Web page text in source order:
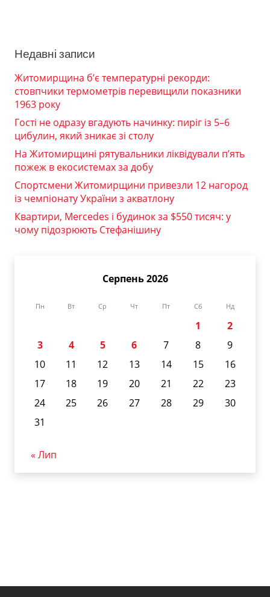
Недавні записи
Житомирщина б’є температурні рекорди:
стовпчики термометрів перевищили показники
1963 року
Гості не одразу вгадують начинку: пиріг із 5–6
цибулин, який зникає зі столу
На Житомирщині рятувальники ліквідували п’ять
пожеж в екосистемах за добу
Спортсмени Житомирщини привезли 12 нагород
із чемпіонату України з акватлону
Квартири, Mercedes і будинок за $550 тисяч: у
чому підозрюють Стефанішину
Серпень 2026
Пн Вт Ср Чт Пт Сб Нд
1
2
3
4 5 6 7 8
9
10
11 12 13 14 15
16
17
18 19 20 21 22
23
24
25 26 27 28 29
30
31
« Лип